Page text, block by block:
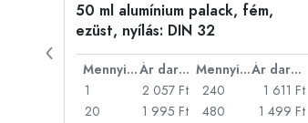
50 ml alumínium palack, fém,
ezüst, nyílás: DIN 32
Mennyiség Ár darabonként Mennyiség
Ár darabonként
1
2 057 Ft
20
1 995 Ft
240
1 611 Ft
480
1 499 Ft